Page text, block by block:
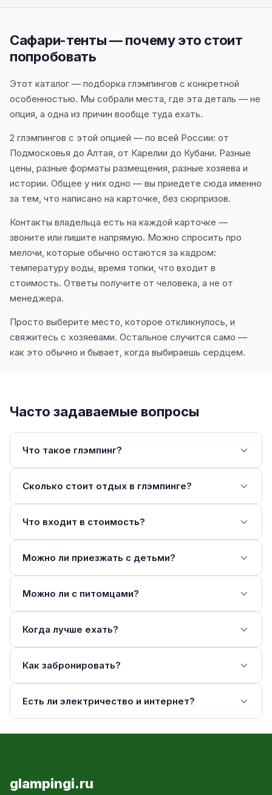
Сафари-тенты — почему это стоит
попробовать
Этот каталог — подборка глэмпингов с конкретной
особенностью. Мы собрали места, где эта деталь — не
опция, а одна из причин вообще туда ехать.
2 глэмпингов с этой опцией — по всей России: от
Подмосковья до Алтая, от Карелии до Кубани. Разные
цены, разные форматы размещения, разные хозяева и
истории. Общее у них одно — вы приедете сюда именно
за тем, что написано на карточке, без сюрпризов.
Контакты владельца есть на каждой карточке —
звоните или пишите напрямую. Можно спросить про
мелочи, которые обычно остаются за кадром:
температуру воды, время топки, что входит в
стоимость. Ответы получите от человека, а не от
менеджера.
Просто выберите место, которое откликнулось, и
свяжитесь с хозяевами. Остальное случится само —
как это обычно и бывает, когда выбираешь сердцем.
Часто задаваемые вопросы
Что такое глэмпинг?
Сколько стоит отдых в глэмпинге?
Что входит в стоимость?
Можно ли приезжать с детьми?
Можно ли с питомцами?
Когда лучше ехать?
Как забронировать?
Есть ли электричество и интернет?
glampingi.ru